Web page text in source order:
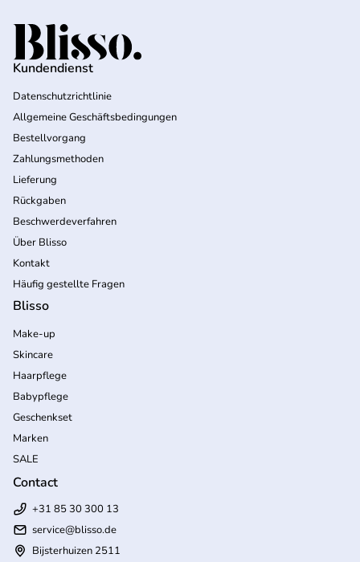
Startseite
Kundendienst
Datenschutzrichtlinie
Allgemeine Geschäftsbedingungen
Bestellvorgang
Zahlungsmethoden
Lieferung
Rückgaben
Beschwerdeverfahren
Über Blisso
Kontakt
Häufig gestellte Fragen
Blisso
Make-up
Skincare
Haarpflege
Babypflege
Geschenkset
Marken
SALE
Contact
+31 85 30 300 13
service@blisso.de
Bijsterhuizen 2511